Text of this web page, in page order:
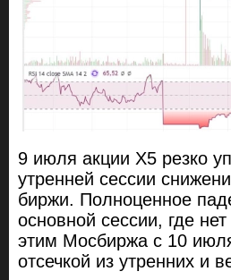
9 июля акции X5 резко
утренней сессии
биржи. Полноценное
основной сессии, где
этим Мосбиржа с 10
отсечкой из утренних и